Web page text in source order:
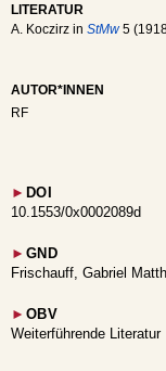
LITERATUR
A. Koczirz in StMw5
AUTOR*INNEN
RF
► DOI
10.1553/0x0002089d
► GND
Frischauff, Gabriel
► OBV
Weiterführende Literatur